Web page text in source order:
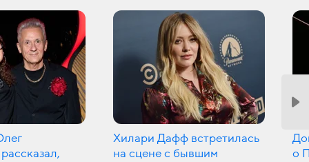
Хилари Дафф встретилась
на сцене с бывшим
о